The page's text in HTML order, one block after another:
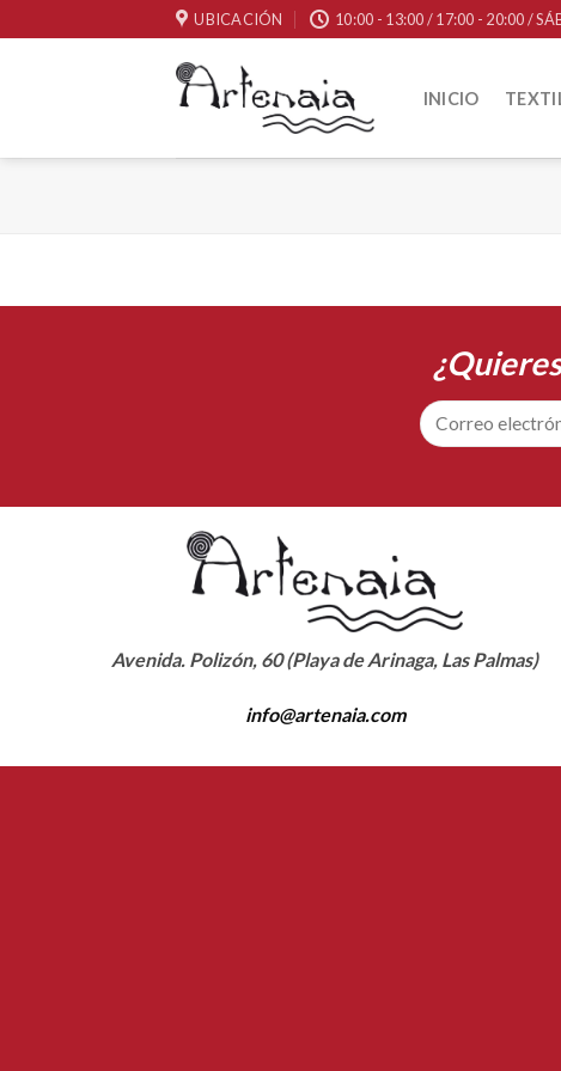
to
UBICACIÓN 10:00 - 13:00 / 17:00 - 20:00 /
INICIO
Avenida. Polizón, 60 (Playa de Arinaga, Las Palmas)
info@artenaia.com